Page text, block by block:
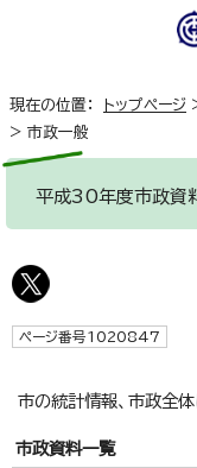
現在の位置： トップページ
> 市政一般
平成30年度市政
ページ番号1020847
市の統計情報、市政全体
市政資料一覧